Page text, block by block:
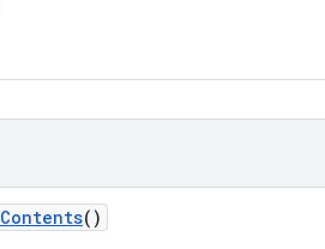
Contents()